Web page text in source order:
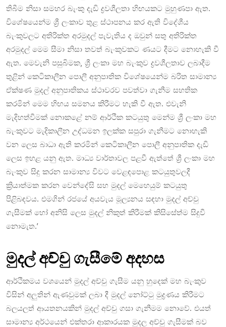
තිබීම නිසා සමහර බැංකු දැඩි ද්‍රවශීලතා හිඟයකට මුහුණපා ඇත.
විශේෂයෙන්ම ශ්‍රී ලංකාව තුළ ස්ථාපනය කර ඇති විදේශීය
බැංකුවලට අතිරික්ත අරමුදල් පැවැතිය ද ඔවුන් සතු අතිරික්ත
අරමුදල් මෙම සීමා නිසා තවත් බැංකුවකට ණයට දීමට නොහැකි වී
ඇත. මෙවැනි පසුබිමක, ශ්‍රී ලංකා මහ බැංකුව ද්‍රවශීලතාව ලබාදීම
තුළින් කෙටිකාලීන පොලී අනුපාතික විශේෂයෙන්ම බරිත සාමාන්‍ය
ඒක්ෂණ මුදල් අනුපාතිකය ස්ථාවරව පවත්වා ගැනීම සහතික
කරමින් මෙම හිඟය සමනය කිරීමට හැකි වී ඇත. එවැනි
මැදිහත්වීමක් නොකළේ නම් ආර්ථික කටයුතු මෙන්ම ශ්‍රී ලංකා මහ
බැංකුවට මැදිකාලීන උද්ධමන ඉලක්ක සපුරා ගැනීමට නොහැකි
වන ලෙස බාධා ඇති කරමින් කෙටිකාලීන පොලී අනුපාතික දැඩි
ලෙස ඉහළ යනු ඇත. මාධ්‍ය වාර්තාවල පළවී ඇත්තේ ශ්‍රී ලංකා මහ
බැංකුව සිදු කරන සාමාන්‍ය විවට වෙළඳපොළ කටයුතුවලදී
ක්‍රියාත්මක කරන වෙන්දේසි සහ මුදල් මෙහෙයුම් කටයුතු
පිළිබඳවය. එමගින් රජයේ අයවැය මූල්‍යනය සඳහා මුදල් අච්චු
ගැසීමක් හෝ අනිසි ලෙස මුදල් නිකුත් කිරීමක් කිසිසේත්ම සිදුවී
නොමැත.’
මුදල් අච්චු ගැසීමේ අදහස
ආර්ථිකමය වශයෙන් මුදල් අච්චු ගැසීම යනු හුදෙක් මහ බැංකුව
විසින් අලුතින් ඇණවුමක් ලබා දී මුදල් නෝට්ටු මුද්‍රණය කිරීමට
බලයලත් ආයතනයකින් මුදල් අච්චු ගසා ගැනීමම නොවේ. එයත්
සාමාන්‍ය අර්ථයෙන් එක්තරා ආකාරයක මුදල අච්චු ගැසීමක් බව